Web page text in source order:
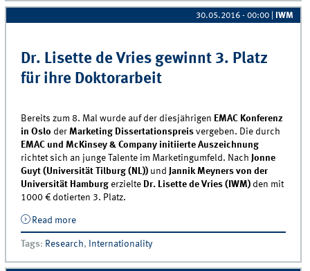
30.05.2016 - 00:00 IWM
Dr. Lisette de Vries gewinnt 3. Platz
für ihre Doktorarbeit
Bereits zum 8. Mal wurde auf der diesjährigen EMAC Konferenz
in Oslo derMarketing Dissertationspreisvergeben. Die durch
EMAC und McKinsey & Company initiierte Auszeichnung
richtet sich an junge Talente im Marketingumfeld. Nach Jonne
Guyt (Universität Tilburg (NL)) und Jannik Meyners von der
Universität Hamburg erzielte Dr. Lisette de Vries (IWM) den mit
1000 € dotierten 3. Platz.
Read moreabout Dr. Lisette de Vries gewinnt 3. Platz für ihre
Doktorarbeit
Tags: Research, Internationality